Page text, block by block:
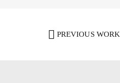
PREVIOUS WORK